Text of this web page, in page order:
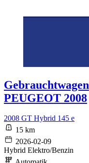
Gebrauchtwagen
PEUGEOT 2008
2008 GT Hybrid 145 e
15 km
2026-02-09
Hybrid Elektro/Benzin